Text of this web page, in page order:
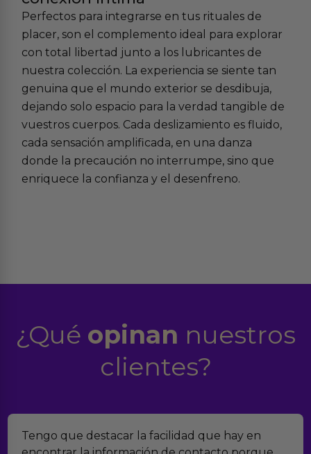
Perfectos para integrarse en tus rituales de
placer, son el complemento ideal para explorar
con total libertad junto a los lubricantes de
nuestra colección. La experiencia se siente tan
genuina que el mundo exterior se desdibuja,
dejando solo espacio para la verdad tangible de
vuestros cuerpos. Cada deslizamiento es fluido,
cada sensación amplificada, en una danza
donde la precaución no interrumpe, sino que
enriquece la confianza y el desenfreno.
¿Qué opinan nuestros
clientes?
que destacar la facilidad que hay en